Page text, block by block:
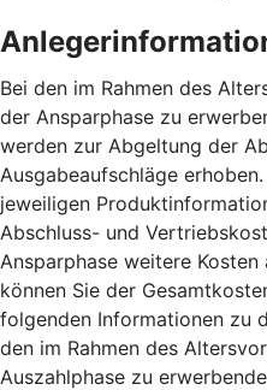
Bei den im Rahmen des
der Ansparphase zu
werden zur Abgeltung der
Ausgabeaufschläge
jeweiligen
Abschluss- und
Ansparphase weitere
können Sie der
folgenden Informationen zu
den im Rahmen des
Auszahlphase zu